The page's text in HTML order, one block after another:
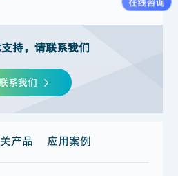
持，请联系我们
系我们
产品 应用案例